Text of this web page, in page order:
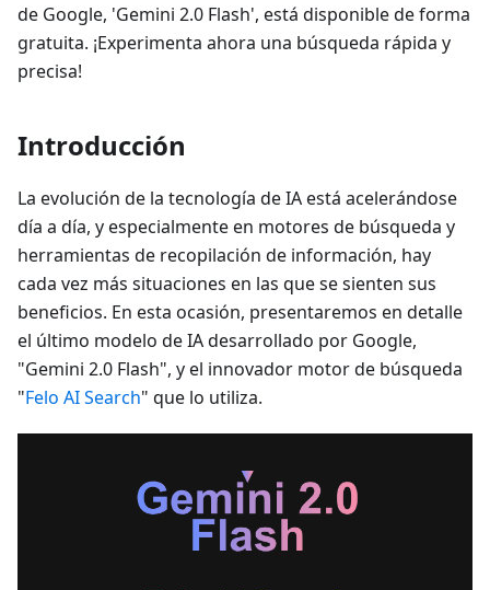
de Google, 'Gemini 2.0 Flash', está disponible de forma
gratuita. ¡Experimenta ahora una búsqueda rápida y
precisa!
Introducción
La evolución de la tecnología de IA está acelerándose
día a día, y especialmente en motores de búsqueda y
herramientas de recopilación de información, hay
cada vez más situaciones en las que se sienten sus
beneficios. En esta ocasión, presentaremos en detalle
el último modelo de IA desarrollado por Google,
"Gemini 2.0 Flash", y el innovador motor de búsqueda
"Felo AI Search" que lo utiliza.